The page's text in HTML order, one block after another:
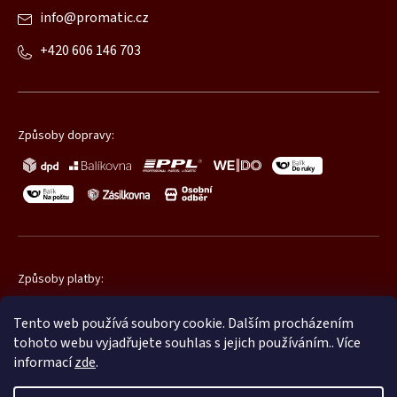
Tento web používá soubory cookie. Dalším procházením
tohoto webu vyjadřujete souhlas s jejich používáním.. Více
informacízde.
info@promatic.cz
+420 606 146 703
Způsoby dopravy:
Způsoby platby: